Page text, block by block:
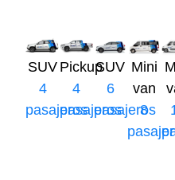
SUV
4
pasajeros
Pickup
4
pasajeros
SUV
6
pasajeros
Mini
van
8